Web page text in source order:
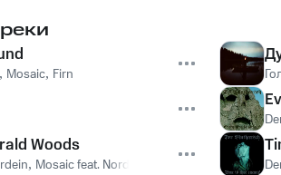
, Mosaic, Firn
Woods
, Mosaic feat. Nordein